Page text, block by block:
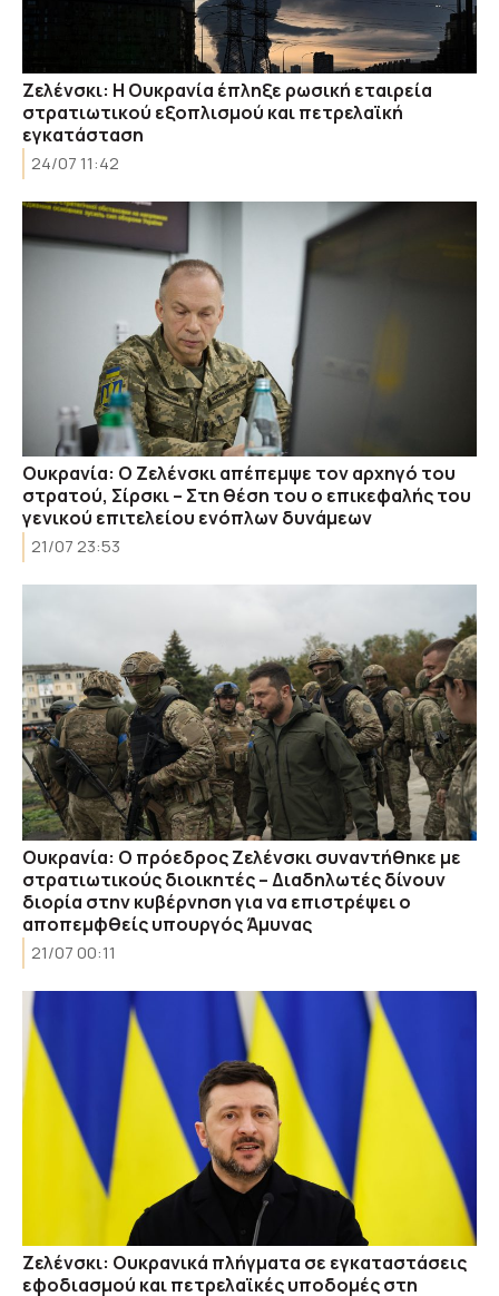
Ζελένσκι: Η Ουκρανία έπληξε ρωσική εταιρεία
στρατιωτικού εξοπλισμού και πετρελαϊκή
εγκατάσταση
24/07 11:42
Ουκρανία: Ο Ζελένσκι απέπεμψε τον αρχηγό του
στρατού, Σίρσκι – Στη θέση του ο επικεφαλής του
γενικού επιτελείου ενόπλων δυνάμεων
21/07 23:53
Ουκρανία: Ο πρόεδρος Ζελένσκι συναντήθηκε με
στρατιωτικούς διοικητές – Διαδηλωτές δίνουν
διορία στην κυβέρνηση για να επιστρέψει ο
αποπεμφθείς υπουργός Άμυνας
21/07 00:11
Ζελένσκι: Ουκρανικά πλήγματα σε εγκαταστάσεις
εφοδιασμού και πετρελαϊκές υποδομές στη